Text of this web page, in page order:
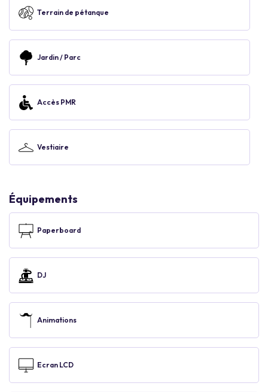
Terrain de pétanque
Jardin / Parc
Accès PMR
Vestiaire
Équipements
Paperboard
DJ
Animations
Ecran LCD